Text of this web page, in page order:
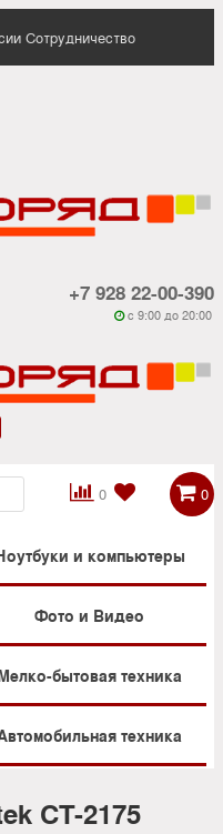
Сотрудничество
+7 928 22-00-390
 c 9:00 до 20:00
0

 0
и компьютеры
Фото и Видео
бытовая техника
техника
CT-2175